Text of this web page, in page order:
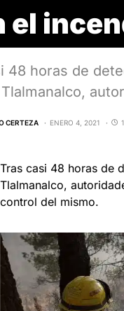
el
48 horas de
CERTEZA ENERO 4, 2021
Tras casi 48 horas de
Tlalmanalco,
control del mismo.